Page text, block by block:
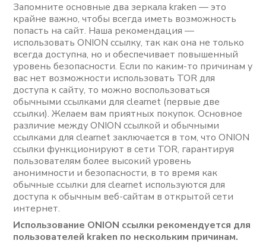
Запомните основные два зеркала kraken — это
крайне важно, чтобы всегда иметь возможность
попасть на сайт. Наша рекомендация —
использовать ONION ссылку, так как она не только
всегда доступна, но и обеспечивает повышенный
уровень безопасности. Если по каким-то причинам у
вас нет возможности использовать TOR для
доступа к сайту, то можно воспользоваться
обычными ссылками для clearnet (первые две
ссылки). Желаем вам приятных покупок. Основное
различие между ONION ссылкой и обычными
ссылками для clearnet заключается в том, что ONION
ссылки функционируют в сети TOR, гарантируя
пользователям более высокий уровень
анонимности и безопасности, в то время как
обычные ссылки для clearnet используются для
доступа к обычным веб-сайтам в открытой сети
интернет.
Использование ONION ссылки рекомендуется для
пользователей kraken по нескольким причинам.